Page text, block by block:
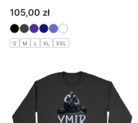
Cena
105,00 zł
S M L XL XXL